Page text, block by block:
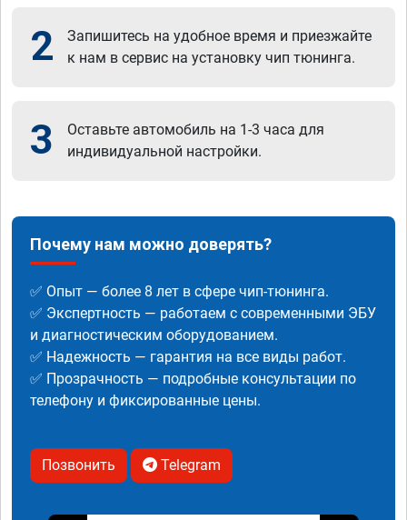
2
Запишитесь на удобное время и приезжайте
к нам в сервис на установку чип тюнинга.
3
Оставьте автомобиль на 1-3 часа для
индивидуальной настройки.
Почему нам можно доверять?
✅ Опыт — более 8 лет в сфере чип-тюнинга.
✅ Экспертность — работаем с современными ЭБУ
и диагностическим оборудованием.
✅ Надежность — гарантия на все виды работ.
✅ Прозрачность — подробные консультации по
телефону и фиксированные цены.
Позвонить Telegram